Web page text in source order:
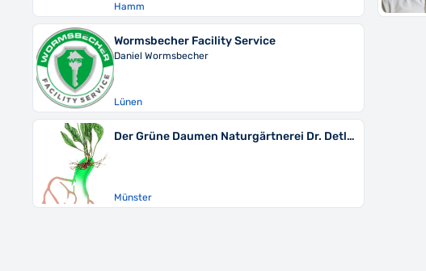
Hamm
Wormsbecher Facility Service
Daniel Wormsbecher
Lünen
Der Grüne Daumen Naturgärtnerei Dr. Detlev Kröger
Münster